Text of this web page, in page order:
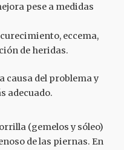
pese a medidas
eccema,
de heridas.
causa del problema y
adecuado.
(gemelos y sóleo)
de las piernas. En